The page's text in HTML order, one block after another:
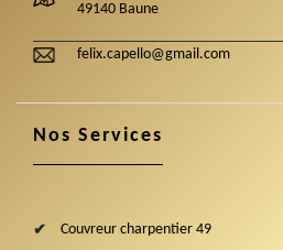
49140 Baune
felix.capello@gmail.com
Nos Services
Couvreur charpentier 49